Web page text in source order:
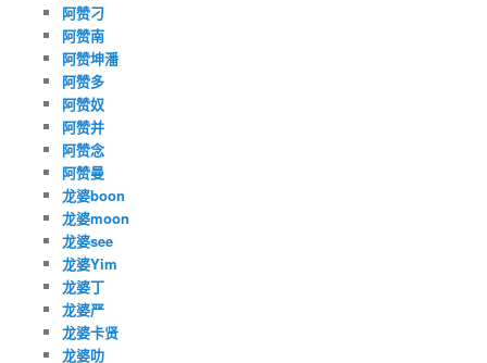
阿赞刁
阿赞南
阿赞坤潘
阿赞多
阿赞奴
阿赞并
阿赞念
阿赞曼
龙婆boon
龙婆moon
龙婆see
龙婆Yim
龙婆丁
龙婆严
龙婆卡贤
龙婆叻